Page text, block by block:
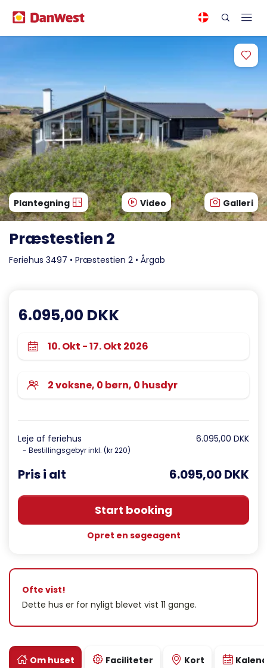
Plantegning Video Galleri
Præstestien 2
Feriehus 3497 • Præstestien 2 • Årgab
Om huset Faciliteter Kort
6.095,00 DKK
Leje af feriehus
- Bestillingsgebyr inkl. (kr 220)
6.095,00 DKK
Pris i alt 6.095,00 DKK
Start booking
Opret en søgeagent
Ofte vist!
Dette hus er for nyligt blevet vist 11 gange.